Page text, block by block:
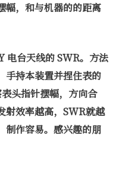
幅，和与机器的的距离
电台天线的SWR。方法
手持本装置并捏住表的
头指针摆幅，方向合
效率越高， SWR就越
制作容易。感兴趣的朋